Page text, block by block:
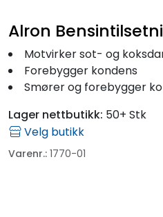
Alron
Motvirker sot- og
Forebygger kondens
Smører og forebygger
Lager nettbutikk: 50+ Stk
Velg butikk
Varenr.: 1770-01